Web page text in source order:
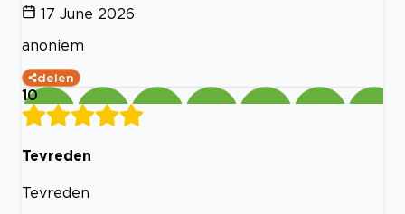
17 June 2026
anoniem
delen
10
Tevreden
Tevreden